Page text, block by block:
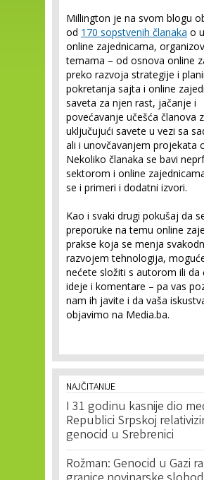
Millington je na svom blogu
od 170 sopstvenih članaka o
online zajednicama,
temama – od osnova online
preko razvoja strategije i
pokretanja sajta i online
saveta za njen rast, jačanje i
povećavanje učešća članova
uključujući savete u vezi sa
ali i unovčavanjem projekata
Nekoliko članaka se bavi
sektorom i online
se i primeri i dodatni izvori.
Kao i svaki drugi pokušaj da
preporuke na temu online
prakse koja se menja
razvojem tehnologija,
nećete složiti s autorom ili da
ideje i komentare – pa vas
nam ih javite i da vaša
objavimo na Media.ba.
NAJČITANIJE
I 31 godinu kasnije dio
Republici Srpskoj
genocid u Srebrenici
Rožman: Genocid u Gazi